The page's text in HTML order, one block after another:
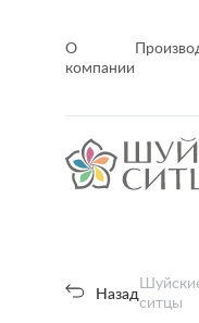
О
компании
Назадситцы